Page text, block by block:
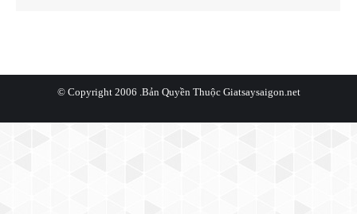
© Copyright 2006 .Bản Quyền Thuộc Giatsaysaigon.net